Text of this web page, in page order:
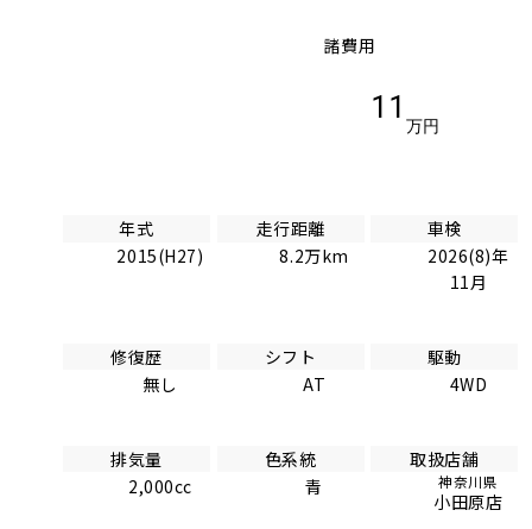
諸費用
11
万円
年式
2015(H27)
走行距離
8.2万km
車検
2026(8)年
11月
修復歴
無し
シフト
AT
駆動
4WD
排気量
2,000cc
色系統
青
取扱店舗
神奈川県
小田原店